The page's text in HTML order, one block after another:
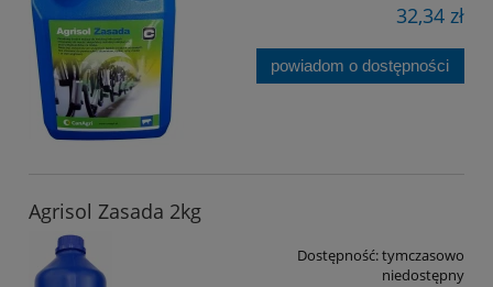
32,34 zł
powiadom o dostępności
Agrisol Zasada 2kg
Dostępność:tymczasowo
niedostępny